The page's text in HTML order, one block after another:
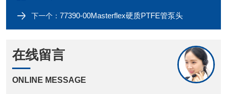
下一个： 77390-00Masterflex硬质PTFE管泵头
在线留言
ONLINE MESSAGE